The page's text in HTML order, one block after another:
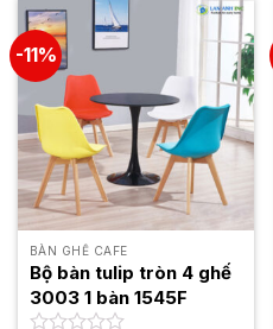
-11%
BÀN GHẾ CAFE
Bộ bàn tulip tròn 4 ghế
3003 1 bàn 1545F